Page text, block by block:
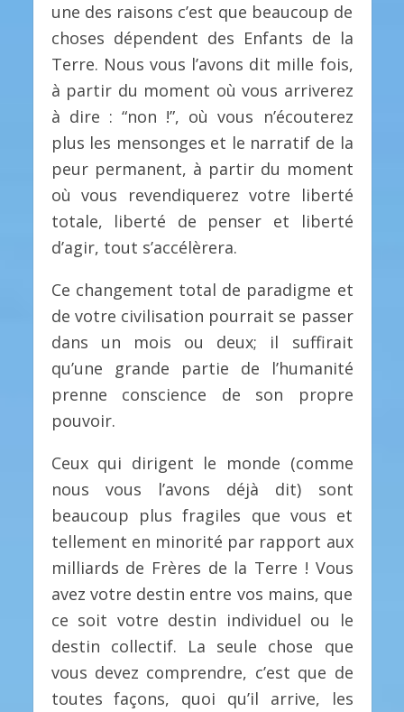
une des raisons c’est que beaucoup de
choses dépendent des Enfants de la
Terre. Nous vous l’avons dit mille fois,
à partir du moment où vous arriverez
à dire : “non !”, où vous n’écouterez
plus les mensonges et le narratif de la
peur permanent, à partir du moment
où vous revendiquerez votre liberté
totale, liberté de penser et liberté
d’agir, tout s’accélèrera.
Ce changement total de paradigme et
de votre civilisation pourrait se passer
dans un mois ou deux; il suffirait
qu’une grande partie de l’humanité
prenne conscience de son propre
pouvoir.
Ceux qui dirigent le monde (comme
nous vous l’avons déjà dit) sont
beaucoup plus fragiles que vous et
tellement en minorité par rapport aux
milliards de Frères de la Terre ! Vous
avez votre destin entre vos mains, que
ce soit votre destin individuel ou le
destin collectif. La seule chose que
vous devez comprendre, c’est que de
toutes façons, quoi qu’il arrive, les